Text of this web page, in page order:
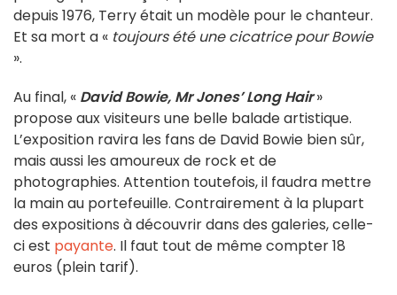
depuis 1976, Terry était un modèle pour le chanteur.
Et sa mort a « toujours été une cicatrice pour Bowie
».
Au final, « David Bowie, Mr Jones’ Long Hair»
propose aux visiteurs une belle balade artistique.
L’exposition ravira les fans de David Bowie bien sûr,
mais aussi les amoureux de rock et de
photographies. Attention toutefois, il faudra mettre
la main au portefeuille. Contrairement à la plupart
des expositions à découvrir dans des galeries, celle-
ci est payante. Il faut tout de même compter 18
euros (plein tarif).